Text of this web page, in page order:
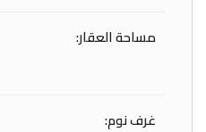
مساحة العقار:
غرف نوم: